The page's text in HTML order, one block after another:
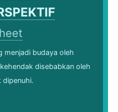
menjadi budaya oleh
disebabkan oleh
dipenuhi.